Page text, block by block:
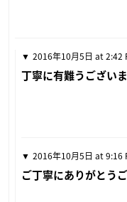
2016年10月5日 at 2:42
丁寧に有難うござい
2016年10月5日 at 9:16
ご丁寧にありがとう